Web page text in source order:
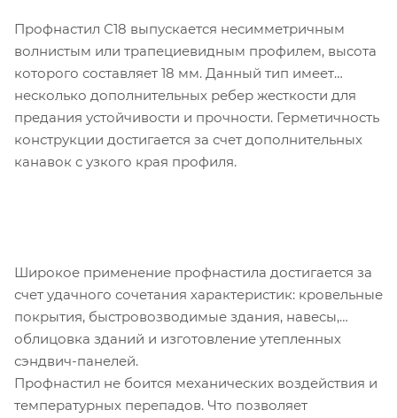
Профнастил С18 выпускается несимметричным
волнистым или трапециевидным профилем, высота
которого составляет 18 мм. Данный тип имеет
несколько дополнительных ребер жесткости для
предания устойчивости и прочности. Герметичность
конструкции достигается за счет дополнительных
канавок с узкого края профиля.
Широкое применение профнастила достигается за
счет удачного сочетания характеристик: кровельные
покрытия, быстровозводимые здания, навесы,
облицовка зданий и изготовление утепленных
сэндвич-панелей.
Профнастил не боится механических воздействия и
температурных перепадов. Что позволяет